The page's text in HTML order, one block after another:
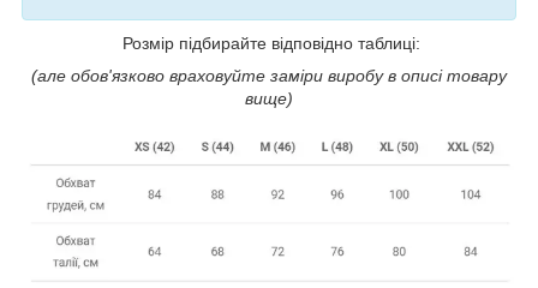
Розмір підбирайте відповідно таблиці:
(але обов'язково враховуйте заміри виробу в описі товару
вище)